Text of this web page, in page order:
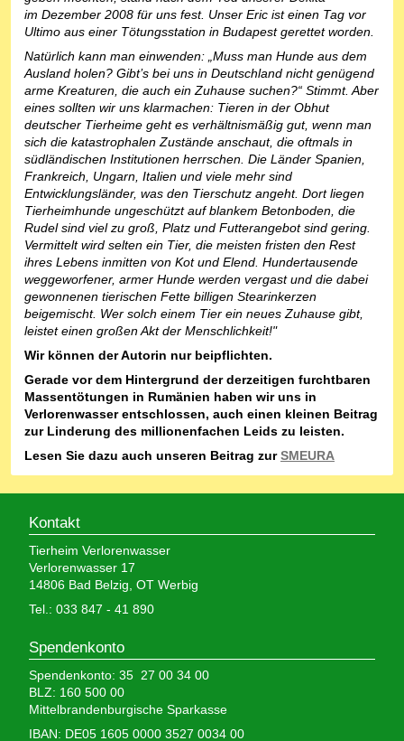
im Dezember 2008 für uns fest. Unser Eric ist einen Tag vor
Ultimo aus einer Tötungsstation in Budapest gerettet worden.
Natürlich kann man einwenden: „Muss man Hunde aus dem
Ausland holen? Gibt’s bei uns in Deutschland nicht genügend
arme Kreaturen, die auch ein Zuhause suchen?“ Stimmt. Aber
eines sollten wir uns klarmachen: Tieren in der Obhut
deutscher Tierheime geht es verhältnismäßig gut, wenn man
sich die katastrophalen Zustände anschaut, die oftmals in
südländischen Institutionen herrschen. Die Länder Spanien,
Frankreich, Ungarn, Italien und viele mehr sind
Entwicklungsländer, was den Tierschutz angeht. Dort liegen
Tierheimhunde ungeschützt auf blankem Betonboden, die
Rudel sind viel zu groß, Platz und Futterangebot sind gering.
Vermittelt wird selten ein Tier, die meisten fristen den Rest
ihres Lebens inmitten von Kot und Elend. Hundertausende
weggeworfener, armer Hunde werden vergast und die dabei
gewonnenen tierischen Fette billigen Stearinkerzen
beigemischt. Wer solch einem Tier ein neues Zuhause gibt,
leistet einen großen Akt der Menschlichkeit!"
Wir können der Autorin nur beipflichten.
Gerade vor dem Hintergrund der derzeitigen furchtbaren
Massentötungen in Rumänien haben wir uns in
Verlorenwasser entschlossen, auch einen kleinen Beitrag
zur Linderung des millionenfachen Leids zu leisten.
Lesen Sie dazu auch unseren Beitrag zurSMEURA
Kontakt
Tierheim Verlorenwasser
Verlorenwasser 17
14806 Bad Belzig, OT Werbig
Tel.: 033 847 - 41 890
Spendenkonto
Spendenkonto: 35 27 00 34 00
BLZ: 160 500 00
Mittelbrandenburgische Sparkasse
IBAN: DE05 1605 0000 3527 0034 00